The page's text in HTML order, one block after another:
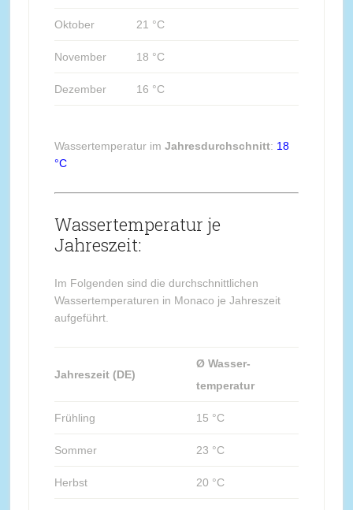
Oktober 21 °C
November 18 °C
Dezember 16 °C
Wassertemperatur im Jahresdurchschnitt: 18
°C
Wassertemperatur je
Jahreszeit:
Im Folgenden sind die durchschnittlichen
Wassertemperaturen in Monaco je Jahreszeit
aufgeführt.
Jahreszeit (DE)
Ø Wasser-
temperatur
Frühling 15 °C
Sommer 23 °C
Herbst 20 °C